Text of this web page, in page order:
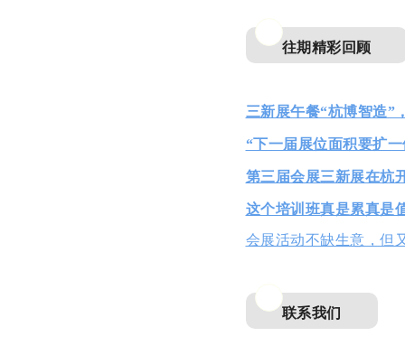
往期精彩回顾
三新展午餐“杭博智造”
“下一届展位面积要扩
第三届会展三新展在杭
这个培训班真是累真是
会展活动不缺生意，但
联系我们